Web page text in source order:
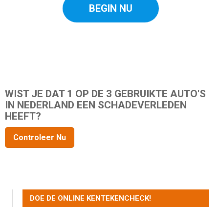
BEGIN NU
WIST JE DAT 1 OP DE 3 GEBRUIKTE AUTO'S
IN NEDERLAND EEN SCHADEVERLEDEN
HEEFT?
Controleer Nu
DOE DE ONLINE KENTEKENCHECK!